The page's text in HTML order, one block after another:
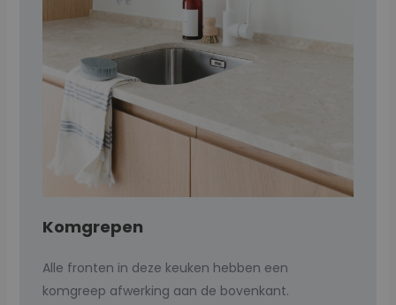
Komgrepen
Alle fronten in deze keuken hebben een
komgreep afwerking aan de bovenkant.